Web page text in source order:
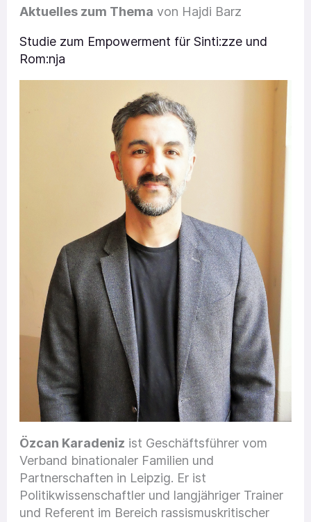
Aktuelles zum Thema von Hajdi Barz
Studie zum Empowerment für Sinti:zze und
Rom:nja
Özcan Karadeniz ist Geschäftsführer vom
Verband binationaler Familien und
Partnerschaften in Leipzig. Er ist
Politikwissenschaftler und langjähriger Trainer
und Referent im Bereich rassismuskritischer